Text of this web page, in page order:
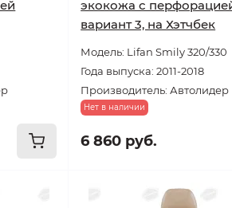
экокожа с
вариант 3, на Хэтчбек
Модель: Lifan Smily 320/330
Года выпуска: 2011-2018
Производитель: Автолидер
Нет в наличии
6 860 руб.